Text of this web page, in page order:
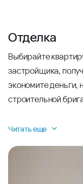
Отделка
Выбирайте
застройщика,
экономите деньги,
строительной
Читать еще